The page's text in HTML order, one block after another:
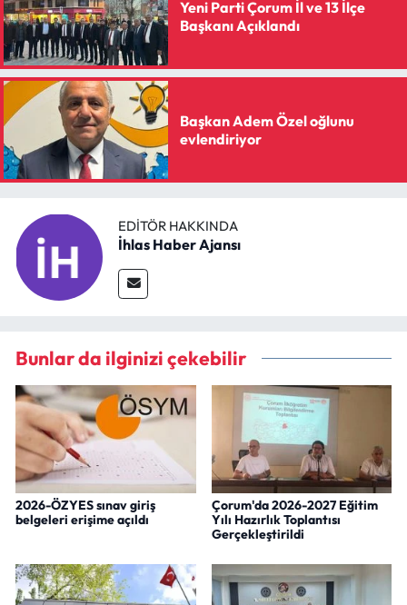
Yeni Parti Çorum İl ve 13 İlçe
Başkanı Açıklandı
Başkan Adem Özel oğlunu
evlendiriyor
EDITÖR HAKKINDA
İhlas Haber Ajansı
Bunlar da ilginizi çekebilir
2026-ÖZYES sınav giriş
belgeleri erişime açıldı
Çorum'da 2026-2027 Eğitim
Yılı Hazırlık Toplantısı
Gerçekleştirildi